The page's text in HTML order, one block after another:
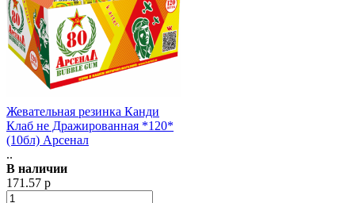
Жевательная резинка Канди
Клаб не Дражированная *120*
(10бл) Арсенал
..
В наличии
171.57 р